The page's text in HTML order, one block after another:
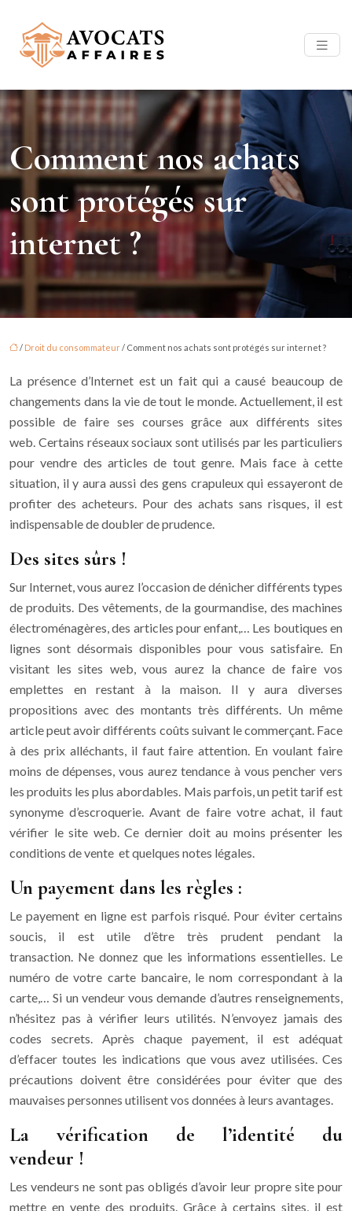
Comment nos achats
sont protégés sur
internet ?
/ Droit du consommateur/ Comment nos achats sont protégés sur internet ?
La présence d’Internet est un fait qui a causé beaucoup de
changements dans la vie de tout le monde. Actuellement, il est
possible de faire ses courses grâce aux différents sites
web. Certains réseaux sociaux sont utilisés par les particuliers
pour vendre des articles de tout genre. Mais face à cette
situation, il y aura aussi des gens crapuleux qui essayeront de
profiter des acheteurs. Pour des achats sans risques, il est
indispensable de doubler de prudence.
Des sites sûrs !
Sur Internet, vous aurez l’occasion de dénicher différents types
de produits. Des vêtements, de la gourmandise, des machines
électroménagères, des articles pour enfant,… Les boutiques en
lignes sont désormais disponibles pour vous satisfaire. En
visitant les sites web, vous aurez la chance de faire vos
emplettes en restant à la maison. Il y aura diverses
propositions avec des montants très différents. Un même
article peut avoir différents coûts suivant le commerçant. Face
à des prix alléchants, il faut faire attention. En voulant faire
moins de dépenses, vous aurez tendance à vous pencher vers
les produits les plus abordables. Mais parfois, un petit tarif est
synonyme d’escroquerie. Avant de faire votre achat, il faut
vérifier le site web. Ce dernier doit au moins présenter les
conditions de vente et quelques notes légales.
Un payement dans les règles :
Le payement en ligne est parfois risqué. Pour éviter certains
soucis, il est utile d’être très prudent pendant la
transaction. Ne donnez que les informations essentielles. Le
numéro de votre carte bancaire, le nom correspondant à la
carte,… Si un vendeur vous demande d’autres renseignements,
n’hésitez pas à vérifier leurs utilités. N’envoyez jamais des
codes secrets. Après chaque payement, il est adéquat
d’effacer toutes les indications que vous avez utilisées. Ces
précautions doivent être considérées pour éviter que des
mauvaises personnes utilisent vos données à leurs avantages.
La vérification de l’identité du
vendeur !
Les vendeurs ne sont pas obligés d’avoir leur propre site pour
mettre en vente des produits. Grâce à certains sites, il est